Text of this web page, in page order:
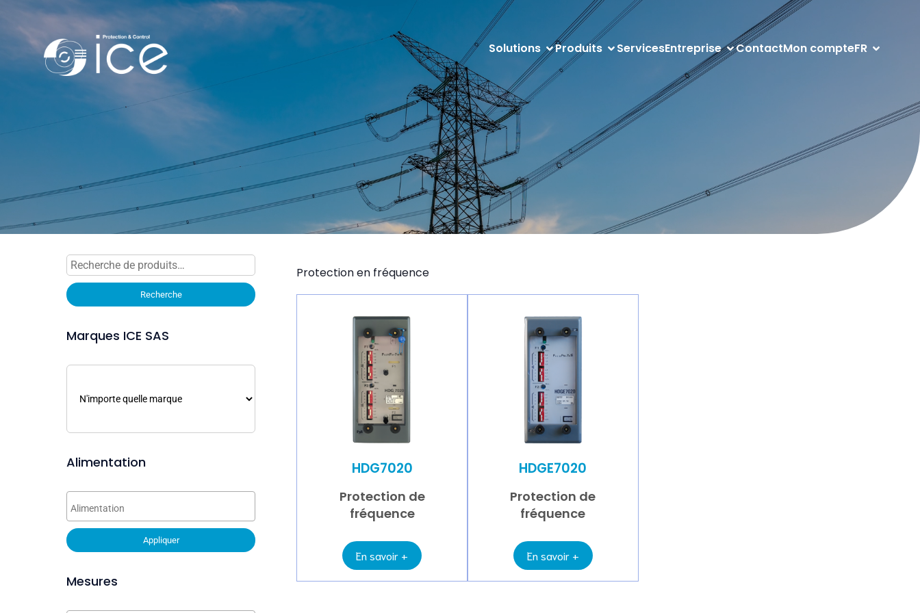
Solutions Produits ServicesEntreprise ContactMon compteFR
Recherche
pour :
Recherche
Marques ICE SAS
Alimentation
Appliquer
Mesures
Protection en fréquence
HDG7020
Protection de
fréquence
En savoir +
HDGE7020
Protection de
fréquence
En savoir +